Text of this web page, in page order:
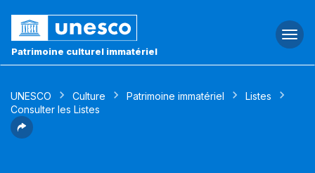
Patrimoine culturel immatériel
UNESCO Culture Patrimoine immatériel
Listes
Consulter les Listes